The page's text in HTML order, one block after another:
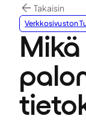
Takaisin
Verkkosivuston